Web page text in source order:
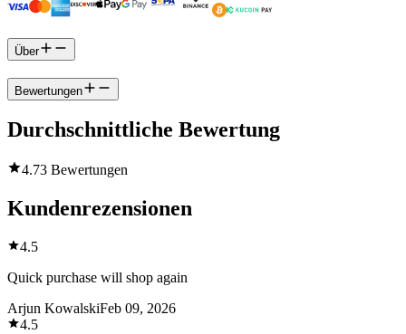
Über
Bewertungen
Durchschnittliche Bewertung
4.73 Bewertungen
Kundenrezensionen
4.5
Quick purchase will shop again
Arjun KowalskiFeb 09, 2026
4.5